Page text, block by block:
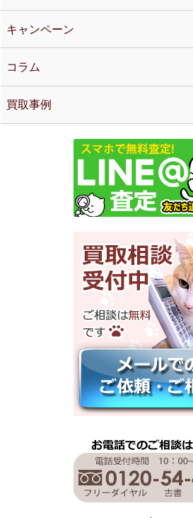
キャンペーン
コラム
買取事例